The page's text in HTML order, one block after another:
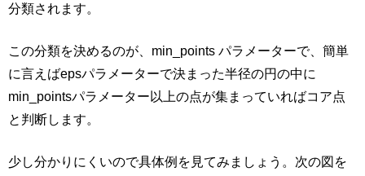
分類されます。
この分類を決めるのが、min_points パラメーターで、簡単
に言えばepsパラメーターで決まった半径の円の中に
min_pointsパラメーター以上の点が集まっていればコア点
と判断します。
少し分かりにくいので具体例を見てみましょう。次の図を